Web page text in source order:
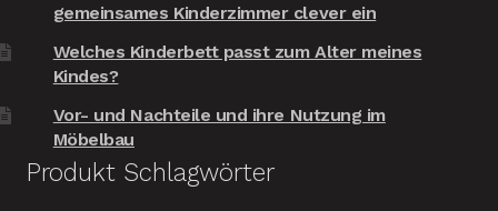
gemeinsames Kinderzimmer clever ein
Welches Kinderbett passt zum Alter meines
Kindes?
Vor- und Nachteile und ihre Nutzung im
Möbelbau
Produkt Schlagwörter